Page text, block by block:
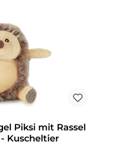
Piksi mit Rassel
Kuscheltier